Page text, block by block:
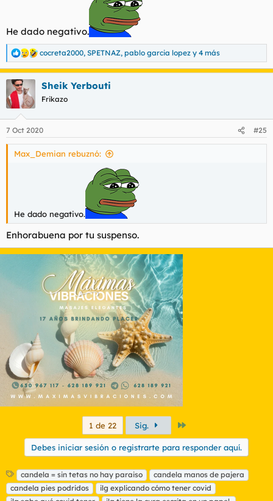
He dado negativo.
R
e
a
c
c
i
e
s
cocreta2000, SPETNAZ, pablo garcia lopez y 4 más
Sheik Yerbouti
Frikazo
7 Oct 2020 #25
Max_Demian rebuznó:
He dado negativo.
Enhorabuena por tu suspenso.
1 de 22 Sig.
Debes iniciar sesión o registrarte para responder aquí.
E
t
i
candela = sin tetas no hay paraiso
candela manos de pajera
candela pies podridos
ilg explicando cómo tener covid